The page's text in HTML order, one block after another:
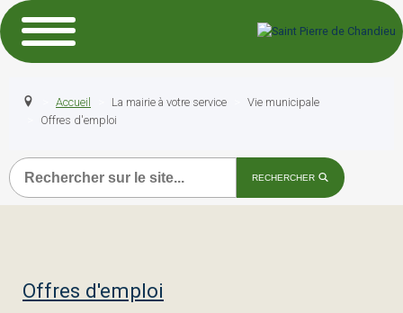
Accueil La mairie à votre service
Vie municipale
Offres d'emploi
Recherche
RECHERCHER
Offres d'emploi